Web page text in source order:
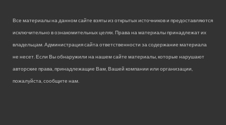
Все материалы на данном сайте взяты из открытых источников и предоставляются
исключительно в ознакомительных целях. Права на материалы принадлежат их
владельцам. Администрация сайта ответственности за содержание материала
не несет. Если Вы обнаружили на нашем сайте материалы, которые нарушают
авторские права, принадлежащие Вам, Вашей компании или организации,
пожалуйста, сообщите нам.